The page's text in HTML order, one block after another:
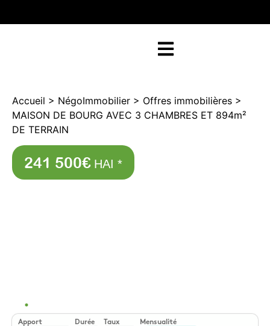
Accueil > NégoImmobilier > Offres immobilières >
MAISON DE BOURG AVEC 3 CHAMBRES ET 894m²
DE TERRAIN
241 500€ HAI *